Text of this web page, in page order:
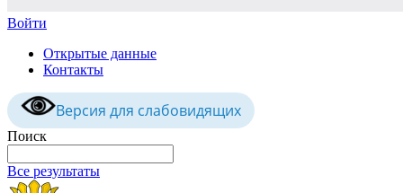
Войти
Открытые данные
Контакты
Версия для слабовидящих
Поиск
Все результаты